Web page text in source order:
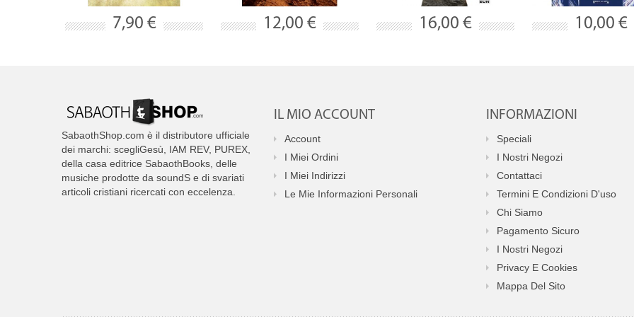
7,90 € 12,00 € 16,00 € 10,00 €
SabaothShop.com è il distributore ufficiale
dei marchi: scegliGesù, IAM REV, PUREX,
della casa editrice SabaothBooks, delle
musiche prodotte da soundS e di svariati
articoli cristiani ricercati con eccelenza.
IL MIO ACCOUNT
Account
I Miei Ordini
I Miei Indirizzi
Le Mie Informazioni Personali
INFORMAZIONI
Speciali
I Nostri Negozi
Contattaci
Termini E Condizioni D'uso
Chi Siamo
Pagamento Sicuro
I Nostri Negozi
Privacy E Cookies
Mappa Del Sito